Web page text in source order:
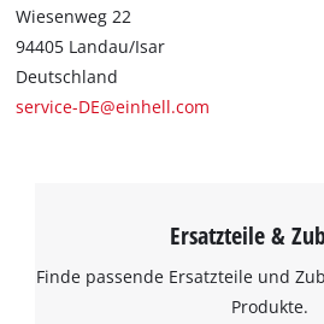
Wiesenweg 22
94405 Landau/Isar
Deutschland
service-DE@einhell.com
Ersatzteile &
Finde passende Ersatzteile und
Produkte.